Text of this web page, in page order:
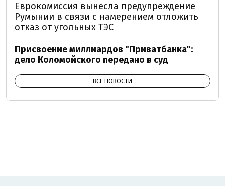
Еврокомиссия вынесла предупреждение
Румынии в связи с намерением отложить
отказ от угольных ТЭС
Присвоение миллиардов "Приватбанка":
дело Коломойского передано в суд
ВСЕ НОВОСТИ